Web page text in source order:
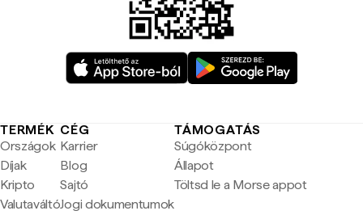
TERMÉK
Országok
Díjak
Kripto
Valutaváltó
CÉG
Karrier
Blog
Sajtó
Jogi dokumentumok
TÁMOGATÁS
Súgóközpont
Állapot
Töltsd le a Morse appot